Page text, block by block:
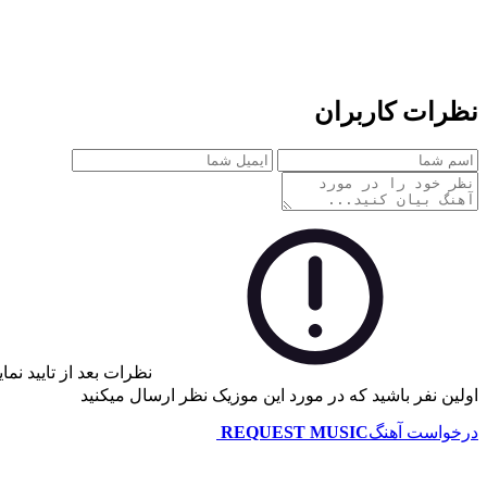
نظرات کاربران
نظرات بعد از تایید
اولین نفر باشید که در مورد این موزیک نظر ارسال میکنید
درخواست آهنگREQUEST MUSIC